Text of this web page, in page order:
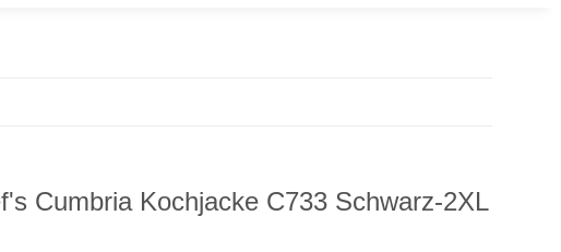
Cumbria Kochjacke C733 Schwarz-2XL